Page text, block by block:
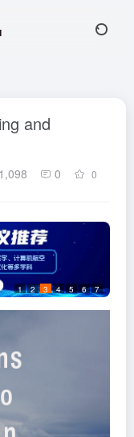
and
1,098 0 0
1 2 3 4 5 6 7